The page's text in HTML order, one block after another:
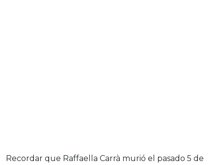
Recordar que Raffaella Carrà murió el pasado 5 de